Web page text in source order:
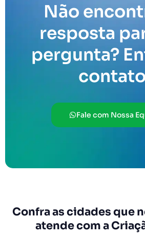
Não
resposta
pergunta?
Fale com Nossa
Confra as cidades que
atende com a